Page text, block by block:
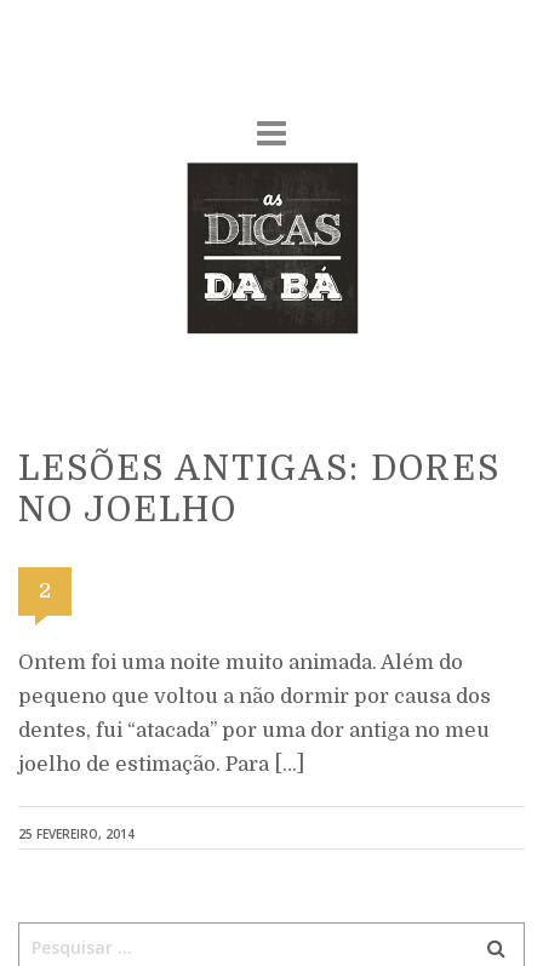
LESÕES ANTIGAS: DORES
NO JOELHO
2
Ontem foi uma noite muito animada. Além do
pequeno que voltou a não dormir por causa dos
dentes, fui “atacada” por uma dor antiga no meu
joelho de estimação. Para […]
25 FEVEREIRO, 2014